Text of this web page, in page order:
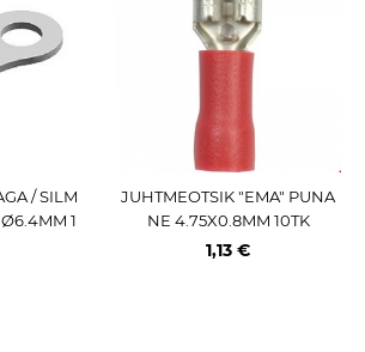
/ SILM
1
JUHTMEOTSIK "EMA" PUNA
NE 4.75X0.8MM 10TK
1,13 €